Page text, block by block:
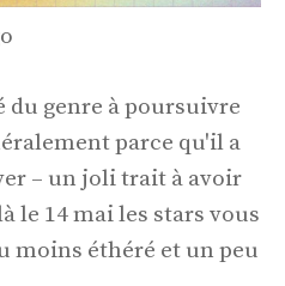
du genre à poursuivre
parce qu'il a
– un joli trait à avoir
le 14 mai les stars vous
moins éthéré et un peu